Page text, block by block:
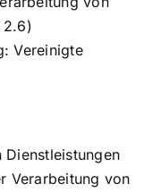
2.6)
Vereinigte
Verarbeitung von